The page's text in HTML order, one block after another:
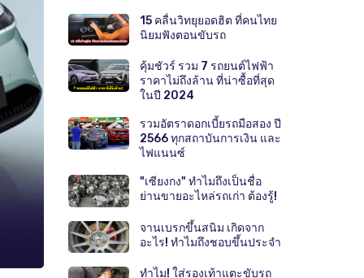
15 คลื่นวิทยุยอดฮิต ที่คนไทย
นิยมฟังตอนขับรถ
คุ้มชัวร์ รวม 7 รถยนต์ไฟฟ้า
ราคาไม่ถึงล้าน ที่น่าซื้อที่สุด
ในปี 2024
รวมอัตราดอกเบี้ยรถมือสอง ปี
2566 ทุกสถาบันการเงิน และ
ไฟแนนซ์
"เซียงกง" ทำไมถึงเป็นชื่อ
ย่านขายอะไหล่รถเก่า ต้องรู้!
จานเบรกขึ้นสนิม เกิดจาก
อะไร! ทำไมถึงชอบขึ้นประจำ
ทำไม! ใส่รองเท้าแตะขับรถ